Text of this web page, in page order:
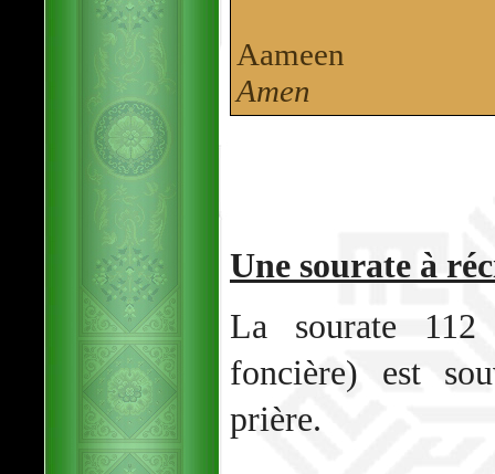
Aameen
Amen
Une sourate à
La sourate
foncière) est
prière.